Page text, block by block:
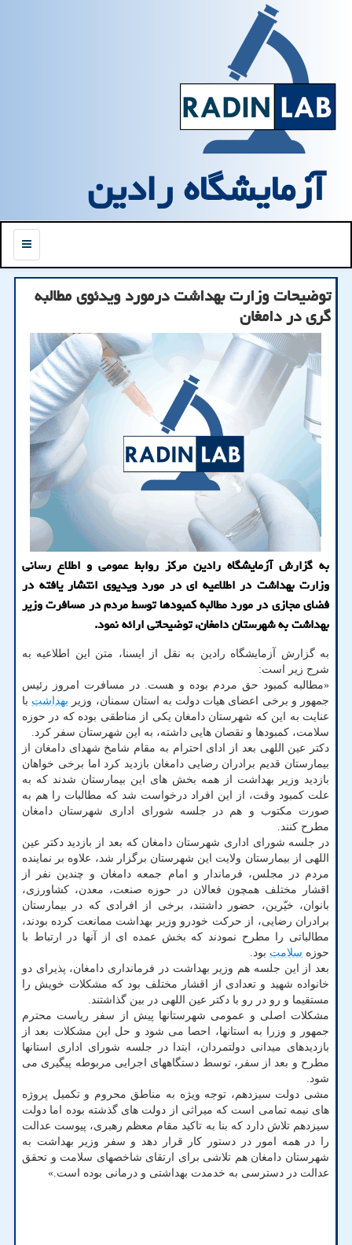
آزمایشگاه رادین
منو
توضیحات وزارت بهداشت درمورد ویدئوی مطالبه
گری در دامغان
به گزارش آزمایشگاه رادین مرکز روابط عمومی و اطلاع رسانی
وزارت بهداشت در اطلاعیه ای در مورد ویدیوی انتشار یافته در
فضای مجازی در مورد مطالبه کمبودها توسط مردم در مسافرت وزیر
بهداشت به شهرستان دامغان، توضیحاتی ارائه نمود.
به گزارش آزمایشگاه رادین به نقل از ایسنا، متن این اطلاعیه به
شرح زیر است:
«مطالبه کمبود حق مردم بوده و هست. در مسافرت امروز رئیس
جمهور و برخی اعضای هیات دولت به استان سمنان، وزیر بهداشت با
عنایت به این که شهرستان دامغان یکی از مناطقی بوده که در حوزه
سلامت، کمبودها و نقصان هایی داشته، به این شهرستان سفر کرد.
دکتر عین اللهی بعد از ادای احترام به مقام شامخ شهدای دامغان از
بیمارستان قدیم برادران رضایی دامغان بازدید کرد اما برخی خواهان
بازدید وزیر بهداشت از همه بخش های این بیمارستان شدند که به
علت کمبود وقت، از این افراد درخواست شد که مطالبات را هم به
صورت مکتوب و هم در جلسه شورای اداری شهرستان دامغان
مطرح کنند.
در جلسه شورای اداری شهرستان دامغان که بعد از بازدید دکتر عین
اللهی از بیمارستان ولایت این شهرستان برگزار شد، علاوه بر نماینده
مردم در مجلس، فرماندار و امام جمعه دامغان و چندین نفر از
اقشار مختلف همچون فعالان در حوزه صنعت، معدن، کشاورزی،
بانوان، خیّرین، حضور داشتند، برخی از افرادی که در بیمارستان
برادران رضایی، از حرکت خودرو وزیر بهداشت ممانعت کرده بودند،
مطالباتی را مطرح نمودند که بخش عمده ای از آنها در ارتباط با
حوزه سلامت بود.
بعد از این جلسه هم وزیر بهداشت در فرمانداری دامغان، پذیرای دو
خانواده شهید و تعدادی از اقشار مختلف بود که مشکلات خویش را
مستقیما و رو در رو با دکتر عین اللهی در بین گذاشتند.
مشکلات اصلی و عمومی شهرستانها پیش از سفر ریاست محترم
جمهور و وزرا به استانها، احصا می شود و حل این مشکلات بعد از
بازدیدهای میدانی دولتمردان، ابتدا در جلسه شورای اداری استانها
مطرح و بعد از سفر، توسط دستگاههای اجرایی مربوطه پیگیری می
شود.
مشی دولت سیزدهم، توجه ویژه به مناطق محروم و تکمیل پروژه
های نیمه تمامی است که میراثی از دولت های گذشته بوده اما دولت
سیزدهم تلاش دارد که بنا به تاکید مقام معظم رهبری، پیوست عدالت
را در همه امور در دستور کار قرار دهد و سفر وزیر بهداشت به
شهرستان دامغان هم تلاشی برای ارتقای شاخصهای سلامت و تحقق
عدالت در دسترسی به خدمدت بهداشتی و درمانی بوده است.»